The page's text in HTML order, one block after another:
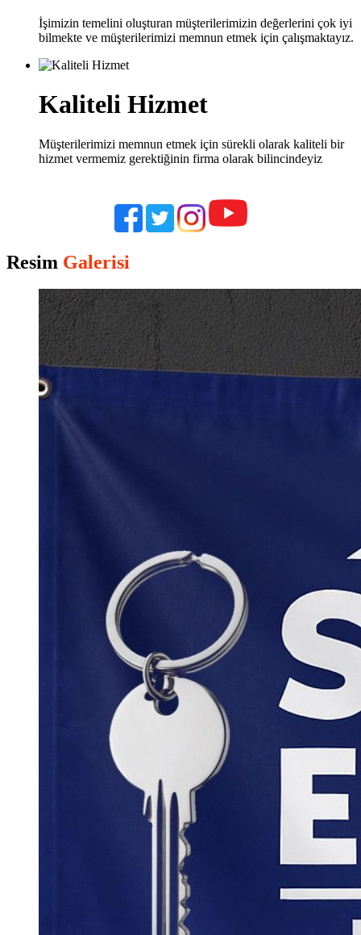
İşimizin temelini oluşturan müşterilerimizin değerlerini çok iyi
bilmekte ve müşterilerimizi memnun etmek için çalışmaktayız.
Kaliteli Hizmet
Müşterilerimizi memnun etmek için sürekli olarak kaliteli bir
hizmet vermemiz gerektiğinin firma olarak bilincindeyiz
Resim Galerisi